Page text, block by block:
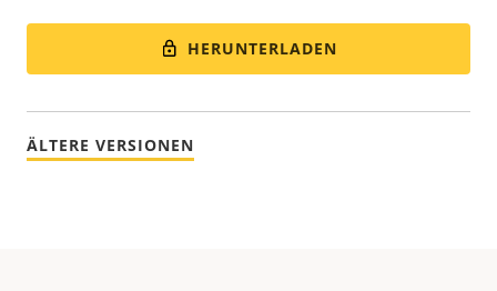
HERUNTERLADEN
ÄLTERE VERSIONEN